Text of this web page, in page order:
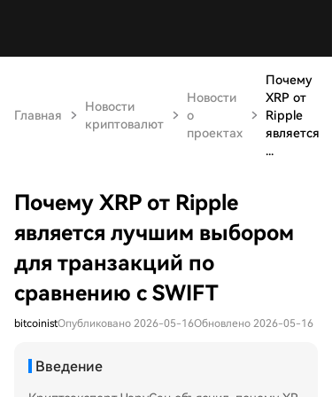
Главная
Новости
криптовалют
Новости
о
проектах
Почему
XRP от
Ripple
является
...
Почему XRP от Ripple
является лучшим выбором
для транзакций по
сравнению с SWIFT
bitcoinistОпубликовано 2026-05-16Обновлено 2026-05-16
Введение